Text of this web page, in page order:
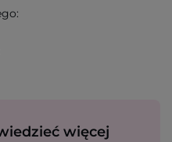
więcej